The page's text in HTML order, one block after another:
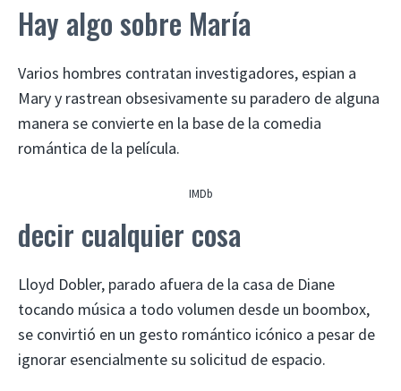
Hay algo sobre María
Varios hombres contratan investigadores, espian a
Mary y rastrean obsesivamente su paradero de alguna
manera se convierte en la base de la comedia
romántica de la película.
IMDb
decir cualquier cosa
Lloyd Dobler, parado afuera de la casa de Diane
tocando música a todo volumen desde un boombox,
se convirtió en un gesto romántico icónico a pesar de
ignorar esencialmente su solicitud de espacio.